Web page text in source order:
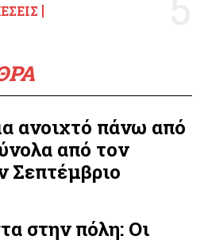
ανοιχτό πάνω από
από τον
Σεπτέμβριο
στην πόλη: Οι